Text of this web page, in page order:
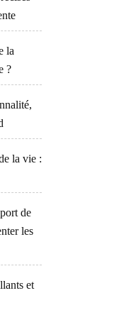
la
?
la vie :
de
les
et